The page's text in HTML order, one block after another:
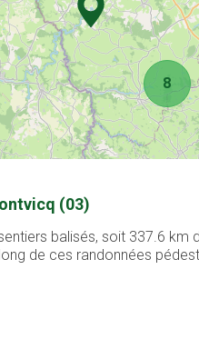
8
(03)
balisés, soit 337.6
de ces randonnées